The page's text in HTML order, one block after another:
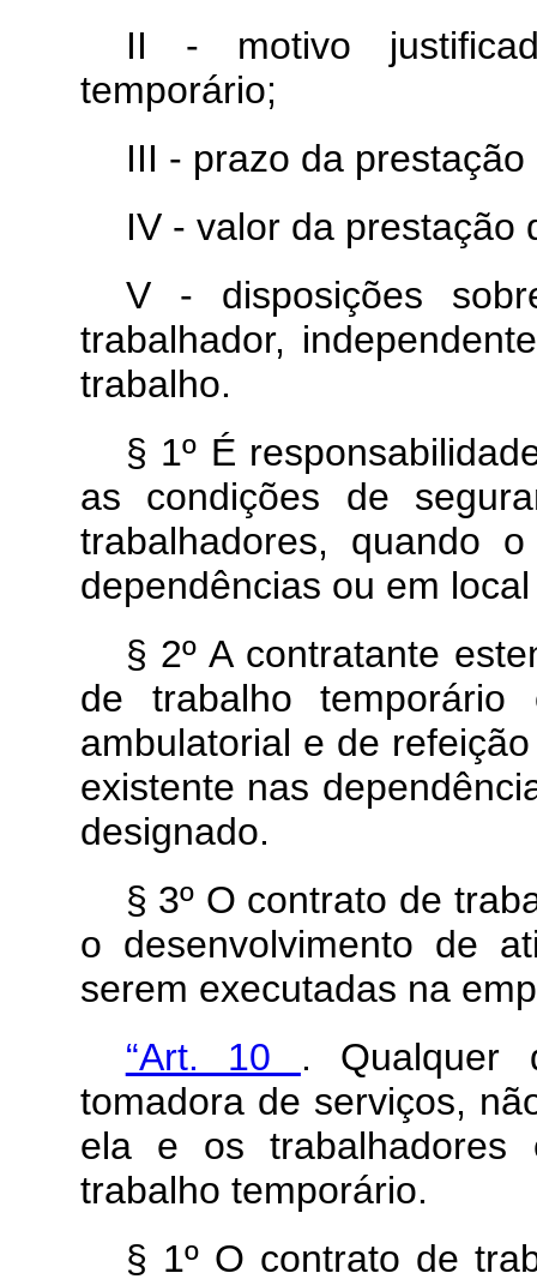
II - motivo
temporário;
III - prazo da
IV - valor da prestação
V - disposições
trabalhador,
trabalho.
§ 1º É
as condições de
trabalhadores, quando
dependências ou em
§ 2º A contratante
de trabalho temporário
ambulatorial e de
existente nas
designado.
§ 3º O contrato de
o desenvolvimento de
serem executadas na
“Art. 10 . Qualquer
tomadora de serviços,
ela e os trabalhadores
trabalho temporário.
§ 1º O contrato de